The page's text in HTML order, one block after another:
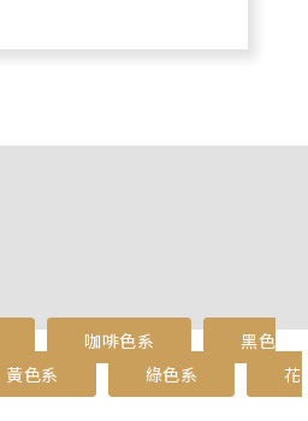
咖啡色系
黑色
黃色系 綠色系
花